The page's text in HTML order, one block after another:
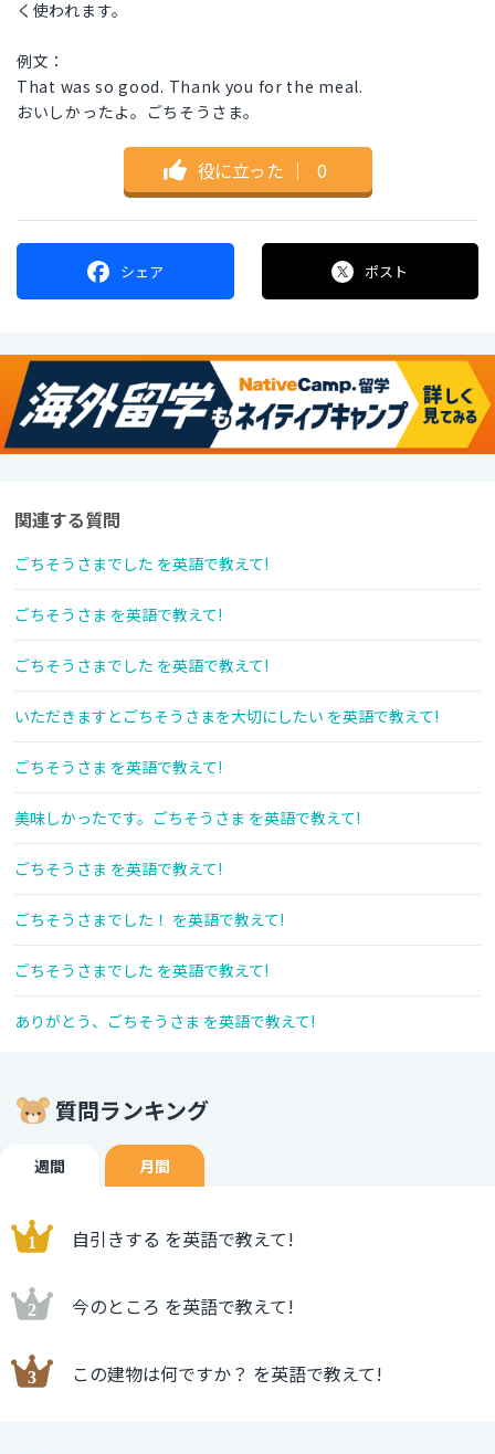
く使われます。
例文：
That was so good. Thank you for the meal.
おいしかったよ。ごちそうさま。
役に立った ｜ 0
シェア ポスト
関連する質問
ごちそうさまでした を英語で教えて!
ごちそうさま を英語で教えて!
ごちそうさまでした を英語で教えて!
いただきますとごちそうさまを大切にしたい を英語で教えて!
ごちそうさま を英語で教えて!
美味しかったです。ごちそうさま を英語で教えて!
ごちそうさま を英語で教えて!
ごちそうさまでした！ を英語で教えて!
ごちそうさまでした を英語で教えて!
ありがとう、ごちそうさま を英語で教えて!
質問ランキング
週間 月間
自引きする を英語で教えて!
今のところ を英語で教えて!
この建物は何ですか？ を英語で教えて!